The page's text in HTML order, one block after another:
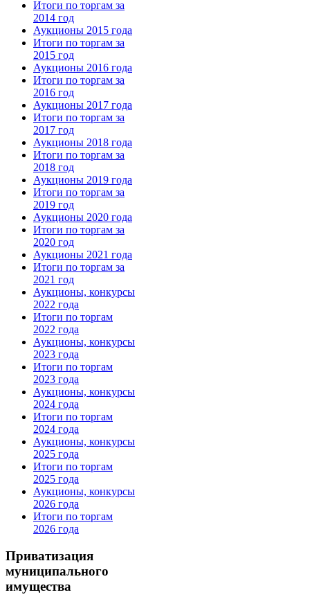
Итоги по торгам за
2014 год
Аукционы 2015 года
Итоги по торгам за
2015 год
Аукционы 2016 года
Итоги по торгам за
2016 год
Аукционы 2017 года
Итоги по торгам за
2017 год
Аукционы 2018 года
Итоги по торгам за
2018 год
Аукционы 2019 года
Итоги по торгам за
2019 год
Аукционы 2020 года
Итоги по торгам за
2020 год
Аукционы 2021 года
Итоги по торгам за
2021 год
Аукционы, конкурсы
2022 года
Итоги по торгам
2022 года
Аукционы, конкурсы
2023 года
Итоги по торгам
2023 года
Аукционы, конкурсы
2024 года
Итоги по торгам
2024 года
Аукционы, конкурсы
2025 года
Итоги по торгам
2025 года
Аукционы, конкурсы
2026 года
Итоги по торгам
2026 года
Приватизация
муниципального
имущества